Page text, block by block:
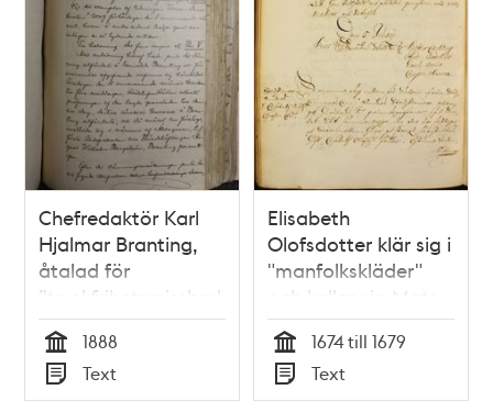
Chefredaktör Karl
Hjalmar Branting,
åtalad för
”tryckfrihetsmissbruk”
år 1888 -
Domstolsmål
Tid
1888
Typ
Text
Elisabeth
Olofsdotter klär sig i
"manfolkskläder"
och kallar sig Mats
Ersson år 1679
Tid
1674 till 1679
Typ
Text